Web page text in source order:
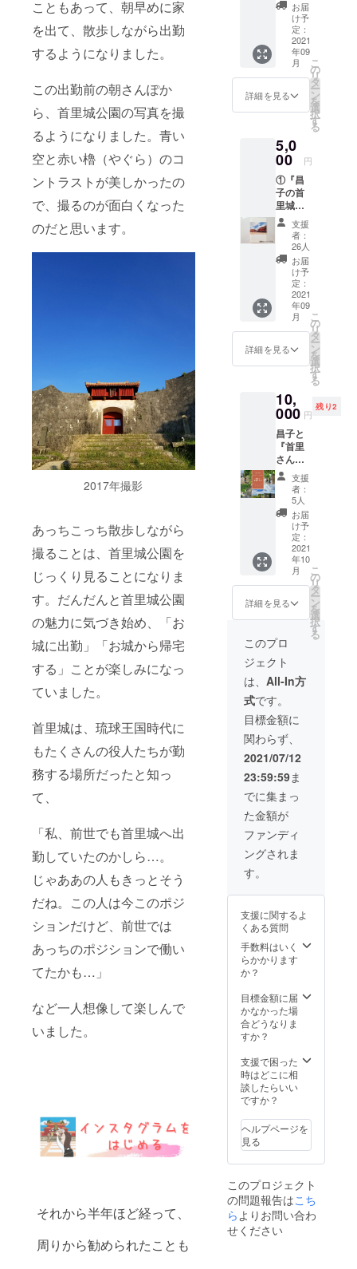
こともあって、朝早めに家
を出て、散歩しながら出勤
するようになりました。
この出勤前の朝さんぽか
ら、首里城公園の写真を撮
るようになりました。青い
空と赤い櫓（やぐら）のコ
ントラストが美しかったの
で、撮るのが面白くなった
のだと思います。
2017年撮影
あっちこっち散歩しながら
撮ることは、首里城公園を
じっくり見ることになりま
す。だんだんと首里城公園
の魅力に気づき始め、「お
城に出勤」「お城から帰宅
する」ことが楽しみになっ
ていました。
首里城は、琉球王国時代に
もたくさんの役人たちが勤
務する場所だったと知っ
て、
「私、前世でも首里城へ出
勤していたのかしら…。
じゃああの人もきっとそう
だね。この人は今このポジ
ションだけど、前世では
あっちのポジションで働い
てたかも…」
など一人想像して楽しんで
いました。
それから半年ほど経って、
周りから勧められたことも
た日か
ら～
2021年
12月末
までに
ご使用
お願い
しま
14：00
～18：
00 定
休日：
火水
（変更
の可能
性あ
り。お
手数で
すが、
SNSの
ご確認
お願い
致しま
住所：
沖縄県
蔵町2-
15-5
「首里
乙羽」
で検
索。
Instagr
am・
Twitter
があり
ます。
ンを
きっか
けに、
沖縄の
素材を
使った
島野菜
がふん
メ
ニュー
してい
ただく
ことに
なりま
した。
もちろ
ん、こ
れまで
のお馴
染みの
ニュー
もお選
びいた
限：チ
ケット
元に届
いた日
から～
2021年
12月末
まで
（コロ
ナの感
染状況
に応じ
て2022
年3月末
営業時
間：
～17：
00（ラ
スト
オー
16：
30）
定休
日：土
日祝 ※
感染状
況に応
じて変
更の可
能性あ
り。お
手数で
すが
認お願
い致し
ます。
「Cafe
木箱」
で検
am・
Facebo
okがあ
所：沖
縄県那
覇市首
里儀保
8
お礼の
メッ
セージ
カード
普久原
精肉店
さん
は、地
け50
年。 い
つでも
新鮮な
品物を
取り寄
せ、住
民の方
や周り
の人気
店さん
へ卸し
ていま
す。 ※
使用期
限：お
買物券
から～
2021年
までに
お願い
します
（お釣
りはご
ざいま
せん）
年中無
休：営
業時
間 9：
00～
18：00
住所：
中央1丁
7 ギャ
ラリー
OEさん
から徒
歩5分！
お届
け予
定：
2021
年09
月
詳細を見る
こ
の
リ
タ
ー
ン
を
選
択
す
る
5,0
00 円
①『昌
子の首
里城日
記』オ
リジナ
ルフォ
トブッ
（ノー
トサイ
ズ） ガ
イド
ブック
とは違
う視点
昌子の
コメン
トが
載って
いま
す！ ②
お礼の
メッ
セージ
カード
支援
者：
26人
お届
け予
定：
2021
年09
月
詳細を見る
こ
の
リ
タ
ー
ン
を
選
択
す
る
10,
000 円
残り2
昌子と
『首里
さん
ぽ』 昌
子が思
う「首
里のス
テキ」
を紹介
しま
す。
（歴史
ガイド
ではあ
りませ
援いた
だく方
と相談
の上、
コース
を決め
ます。
昌子は
複数人
に対応
しきれ
ません
ので、
お一人
でのご
参加を
お願い
いたし
間：約
時間 日
程：写
真展終
了後か
日にち
お時間
は、相
ので県
外の方
もお気
軽にお
けくだ
さい。
支援
者：
5人
お届
け予
定：
2021
年10
月
詳細を見る
こ
の
リ
タ
ー
ン
を
選
択
す
る
このプロ
ジェクト
は、 All-In方
式です。
目標金額に
関わらず、
2021/07/12
23:59:59ま
でに集まっ
た金額が
ファンディ
ングされま
す。
支援に関するよ
くある質問
手数料はいく
らかかります
か？
目標金額に届
かなかった場
合どうなりま
すか？
支援で困った
時はどこに相
談したらいい
ですか？
ヘルプページを
見る
このプロジェクト
の問題報告はこち
らよりお問い合わ
せください